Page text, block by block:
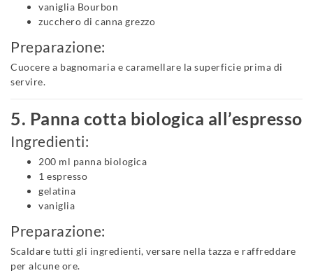
vaniglia Bourbon
zucchero di canna grezzo
Preparazione:
Cuocere a bagnomaria e caramellare la superficie prima di
servire.
5. Panna cotta biologica all’espresso
Ingredienti:
200 ml panna biologica
1 espresso
gelatina
vaniglia
Preparazione:
Scaldare tutti gli ingredienti, versare nella tazza e raffreddare
per alcune ore.